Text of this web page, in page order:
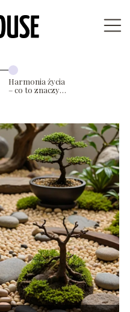
Harmonia życia
– co to znaczy i